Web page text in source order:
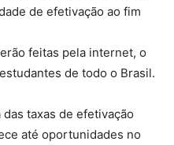
de efetivação ao fim
feitas pela internet, o
de todo o Brasil.
taxas de efetivação
até oportunidades no